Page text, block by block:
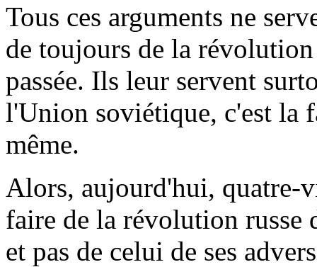
Tous ces arguments ne
de toujours de la
passée. Ils leur servent
l'Union soviétique, c'est la
même.
Alors, aujourd'hui, quatre-
faire de la révolution russe
et pas de celui de ses